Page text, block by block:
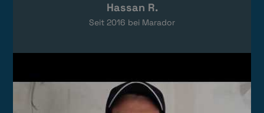
Das Video wird von YouTube eingebettet.
Hassan R.
Seit 2016 bei Marador